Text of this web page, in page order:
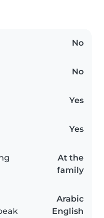
No
No
Yes
Yes
At the
family
Arabic
English